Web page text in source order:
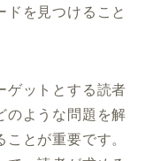
ドを見つけること
ゲットとする読者
のような問題を解
とが重要です。